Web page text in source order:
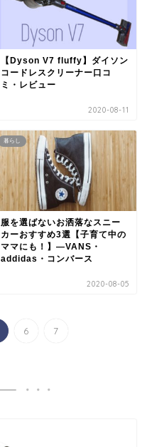
【Dyson V7 fluffy】ダイソン
コードレスクリーナー口コ
ミ・レビュー
2020-08-11
暮らし
服を選ばないお洒落なスニー
カーおすすめ3選【子育て中の
ママにも！】―VANS・
addidas・コンバース
2020-08-05
6 7